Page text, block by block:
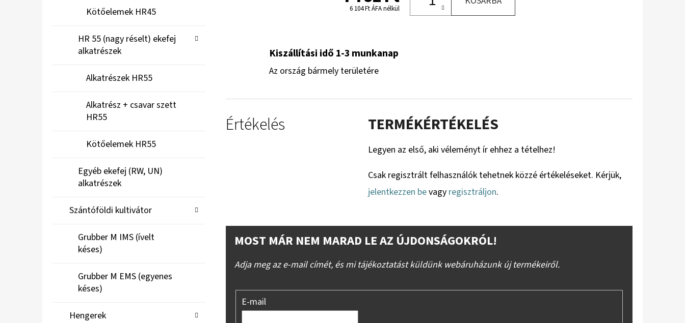
Kötőelemek HR45
HR 55 (nagy réselt) ekefej
alkatrészek
Alkatrészek HR55
Alkatrész + csavar szett
HR55
Kötőelemek HR55
Egyéb ekefej (RW, UN)
alkatrészek
Szántóföldi kultivátor
Grubber M IMS (ívelt
késes)
Grubber M EMS (egyenes
késes)
Hengerek
6 104 Ft ÁFA nélkül
Kiszállítási idő 1-3 munkanap
Az ország bármely területére
Értékelés TERMÉKÉRTÉKELÉS
Legyen az első, aki véleményt ír ehhez a tételhez!
Csak regisztrált felhasználók tehetnek közzé értékeléseket. Kérjük,
jelentkezzen bevagy regisztráljon.
MOST MÁR NEM MARAD LE AZ ÚJDONSÁGOKRÓL!
Adja meg az e-mail címét, és mi tájékoztatást küldünk webáruházunk új termékeiről.
E-mail